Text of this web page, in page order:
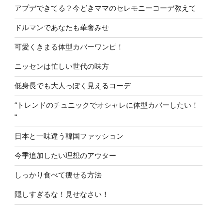
アプデできてる？今どきママのセレモニーコーデ教えて
ドルマンであなたも華奢みせ
可愛くきまる体型カバーワンピ！
ニッセンは忙しい世代の味方
低身長でも大人っぽく見えるコーデ
“トレンドのチュニックでオシャレに体型カバーしたい！
“
日本と一味違う韓国ファッション
今季追加したい理想のアウター
しっかり食べて痩せる方法
隠しすぎるな！見せなさい！